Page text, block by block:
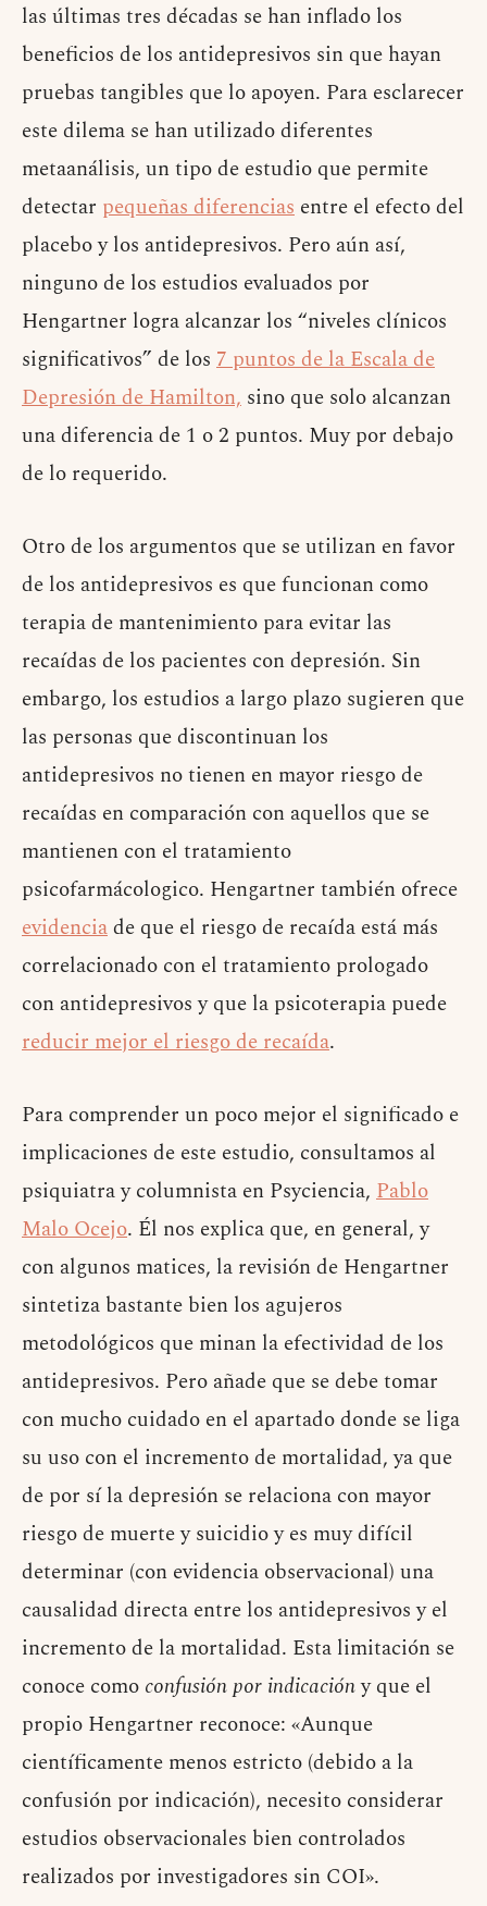
las últimas tres décadas se han inflado los
beneficios de los antidepresivos sin que hayan
pruebas tangibles que lo apoyen. Para esclarecer
este dilema se han utilizado diferentes
metaanálisis, un tipo de estudio que permite
detectar pequeñas diferencias entre el efecto del
placebo y los antidepresivos. Pero aún así,
ninguno de los estudios evaluados por
Hengartner logra alcanzar los “niveles clínicos
significativos” de los 7 puntos de la Escala de
Depresión de Hamilton, sino que solo alcanzan
una diferencia de 1 o 2 puntos. Muy por debajo
de lo requerido.
Otro de los argumentos que se utilizan en favor
de los antidepresivos es que funcionan como
terapia de mantenimiento para evitar las
recaídas de los pacientes con depresión. Sin
embargo, los estudios a largo plazo sugieren que
las personas que discontinuan los
antidepresivos no tienen en mayor riesgo de
recaídas en comparación con aquellos que se
mantienen con el tratamiento
psicofarmácologico. Hengartner también ofrece
evidenciade que el riesgo de recaída está más
correlacionado con el tratamiento prologado
con antidepresivos y que la psicoterapia puede
reducir mejor el riesgo de recaída.
Para comprender un poco mejor el significado e
implicaciones de este estudio, consultamos al
psiquiatra y columnista en Psyciencia, Pablo
Malo Ocejo. Él nos explica que, en general, y
con algunos matices, la revisión de Hengartner
sintetiza bastante bien los agujeros
metodológicos que minan la efectividad de los
antidepresivos. Pero añade que se debe tomar
con mucho cuidado en el apartado donde se liga
su uso con el incremento de mortalidad, ya que
de por sí la depresión se relaciona con mayor
riesgo de muerte y suicidio y es muy difícil
determinar (con evidencia observacional) una
causalidad directa entre los antidepresivos y el
incremento de la mortalidad. Esta limitación se
conoce como confusión por indicacióny que el
propio Hengartner reconoce: «Aunque
científicamente menos estricto (debido a la
confusión por indicación), necesito considerar
estudios observacionales bien controlados
realizados por investigadores sin COI».